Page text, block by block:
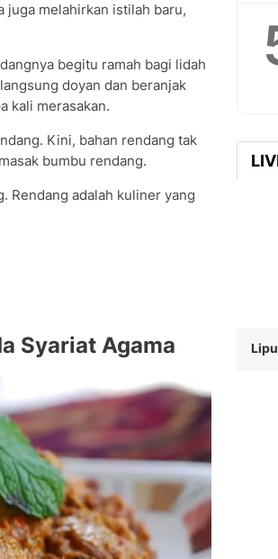
juga melahirkan istilah baru,
begitu ramah bagi lidah
doyan dan beranjak
kali merasakan.
Kini, bahan rendang tak
bumbu rendang.
Rendang adalah kuliner yang
Syariat Agama